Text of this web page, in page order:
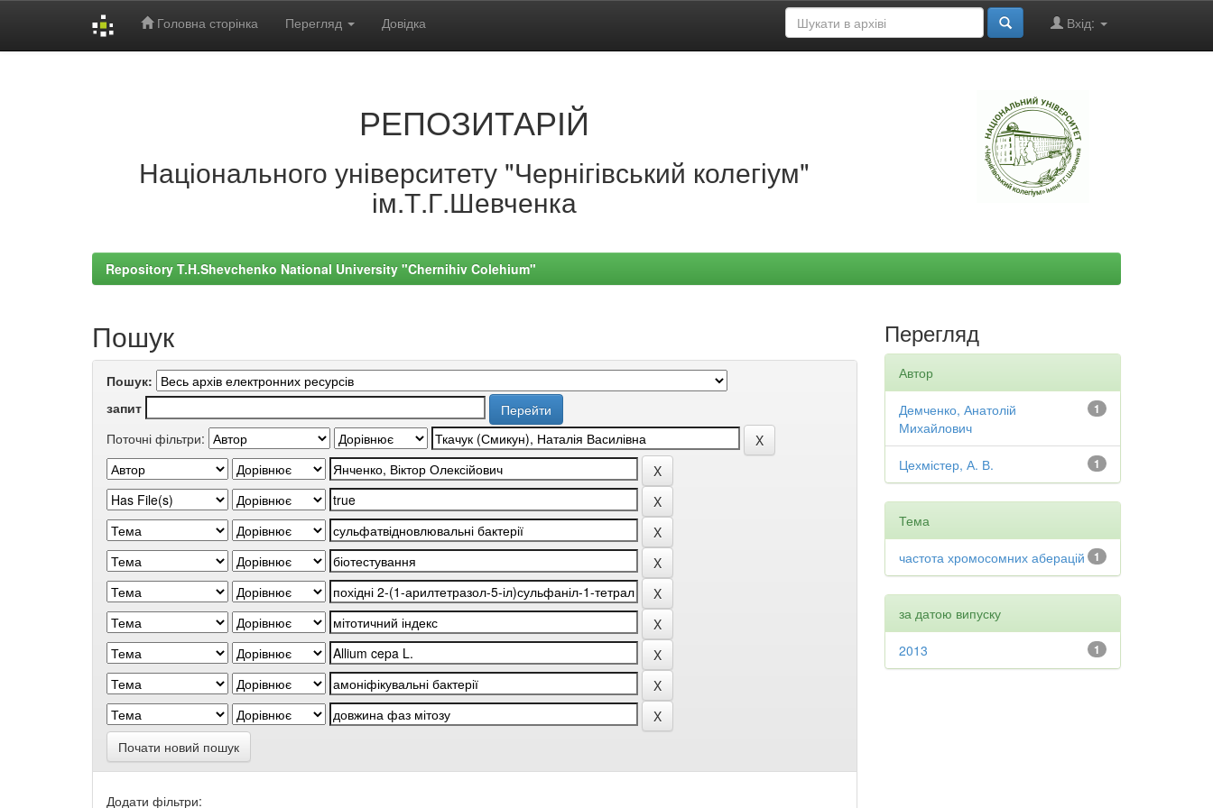
Головна сторінка Перегляд Довідка Вхід:
РЕПОЗИТАРІЙ
Національного університету "Чернігівський колегіум"
ім.Т.Г.Шевченка
Repository T.H.Shevchenko National University "Chernihiv Colehium"
Пошук
Пошук:
запит
Поточні фільтри:
Почати новий пошук
Додати фільтри:
Перегляд
Автор
1
Демченко, Анатолій
Михайлович
1
Цехмістер, А. В.
Тема
1
частота хромосомних аберацій
за датою випуску
1
2013